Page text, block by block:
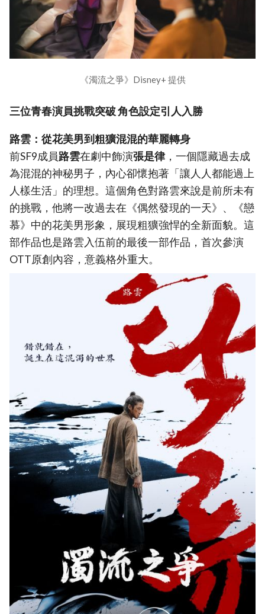
《濁流之爭》Disney+ 提供
三位青春演員挑戰突破 角色設定引人入勝
路雲：從花美男到粗獷混混的華麗轉身
前SF9成員路雲在劇中飾演張是律，一個隱藏過去成
為混混的神秘男子，內心卻懷抱著「讓人人都能過上
人樣生活」的理想。這個角色對路雲來說是前所未有
的挑戰，他將一改過去在《偶然發現的一天》、《戀
慕》中的花美男形象，展現粗獷強悍的全新面貌。這
部作品也是路雲入伍前的最後一部作品，首次參演
OTT原創內容，意義格外重大。